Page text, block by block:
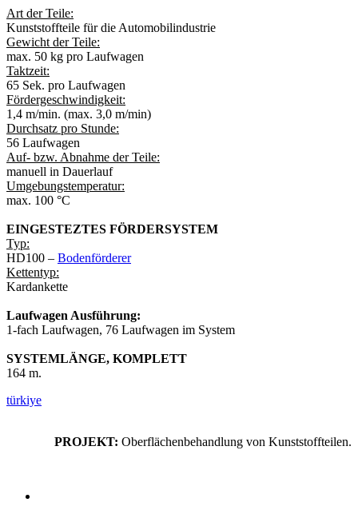
Art der Teile:
Kunststoffteile für die Automobilindustrie
Gewicht der Teile:
max. 50 kg pro Laufwagen
Taktzeit:
65 Sek. pro Laufwagen
Fördergeschwindigkeit:
1,4 m/min. (max. 3,0 m/min)
Durchsatz pro Stunde:
56 Laufwagen
Auf- bzw. Abnahme der Teile:
manuell in Dauerlauf
Umgebungstemperatur:
max. 100 °C
EINGESTEZTES FÖRDERSYSTEM
Typ:
HD100 – Bodenförderer
Kettentyp:
Kardankette
Laufwagen Ausführung:
1-fach Laufwagen, 76 Laufwagen im System
SYSTEMLÄNGE, KOMPLETT
164 m.
türkiye
PROJEKT: Oberflächenbehandlung von Kunststoffteilen.